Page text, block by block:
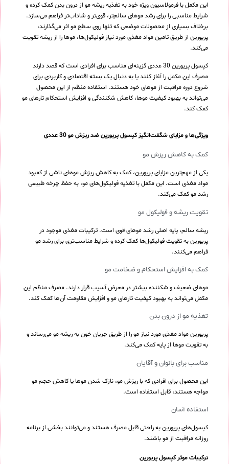
این مکمل با فرمولاسیون ویژه خود به تغذیه ریشه مو از درون بدن کمک کرده و
شرایط مناسبی را برای رشد موهای سالم‌تر، قوی‌تر و شاداب‌تر فراهم می‌سازد.
برخلاف بسیاری از محصولات موضعی که تنها روی سطح مو اثر می‌گذارند،
پریورین از طریق تامین مواد مغذی مورد نیاز فولیکول‌ها، موها را از ریشه تقویت
می‌کند.
کپسول پریورین 30 عددی گزینه‌ای مناسب برای افرادی است که قصد دارند
مصرف این مکمل را آغاز کنند یا به دنبال یک بسته اقتصادی و کاربردی برای
شروع دوره مراقبت از موهای خود هستند. استفاده منظم از این محصول
می‌تواند به بهبود کیفیت موها، کاهش شکنندگی و افزایش استحکام تارهای مو
کمک کند.
ویژگی‌ها و مزایای شگفت‌انگیز کپسول پریورین ضد ریزش مو 30 عددی
کمک به کاهش ریزش مو
یکی از مهم‌ترین مزایای پریورین، کمک به کاهش ریزش موهای ناشی از کمبود
مواد مغذی است. این مکمل با تغذیه فولیکول‌های مو، به حفظ چرخه طبیعی
رشد مو کمک می‌کند.
تقویت ریشه و فولیکول مو
ریشه سالم، پایه اصلی رشد موهای قوی است. ترکیبات مغذی موجود در
پریورین به تقویت فولیکول‌ها کمک کرده و شرایط مناسب‌تری برای رشد مو
فراهم می‌کنند.
کمک به افزایش استحکام و ضخامت مو
موهای ضعیف و شکننده بیشتر در معرض آسیب قرار دارند. مصرف منظم این
مکمل می‌تواند به بهبود کیفیت تارهای مو و افزایش مقاومت آن‌ها کمک کند.
تغذیه مو از درون بدن
پریورین مواد مغذی مورد نیاز مو را از طریق جریان خون به ریشه مو می‌رساند و
به تقویت موها از پایه کمک می‌کند.
مناسب برای بانوان و آقایان
این محصول برای افرادی که با ریزش مو، نازک شدن موها یا کاهش حجم مو
مواجه هستند، قابل استفاده است.
استفاده آسان
کپسول‌های پریورین به راحتی قابل مصرف هستند و می‌توانند بخشی از برنامه
روزانه مراقبت از مو باشند.
ترکیبات موثر کپسول پریورین